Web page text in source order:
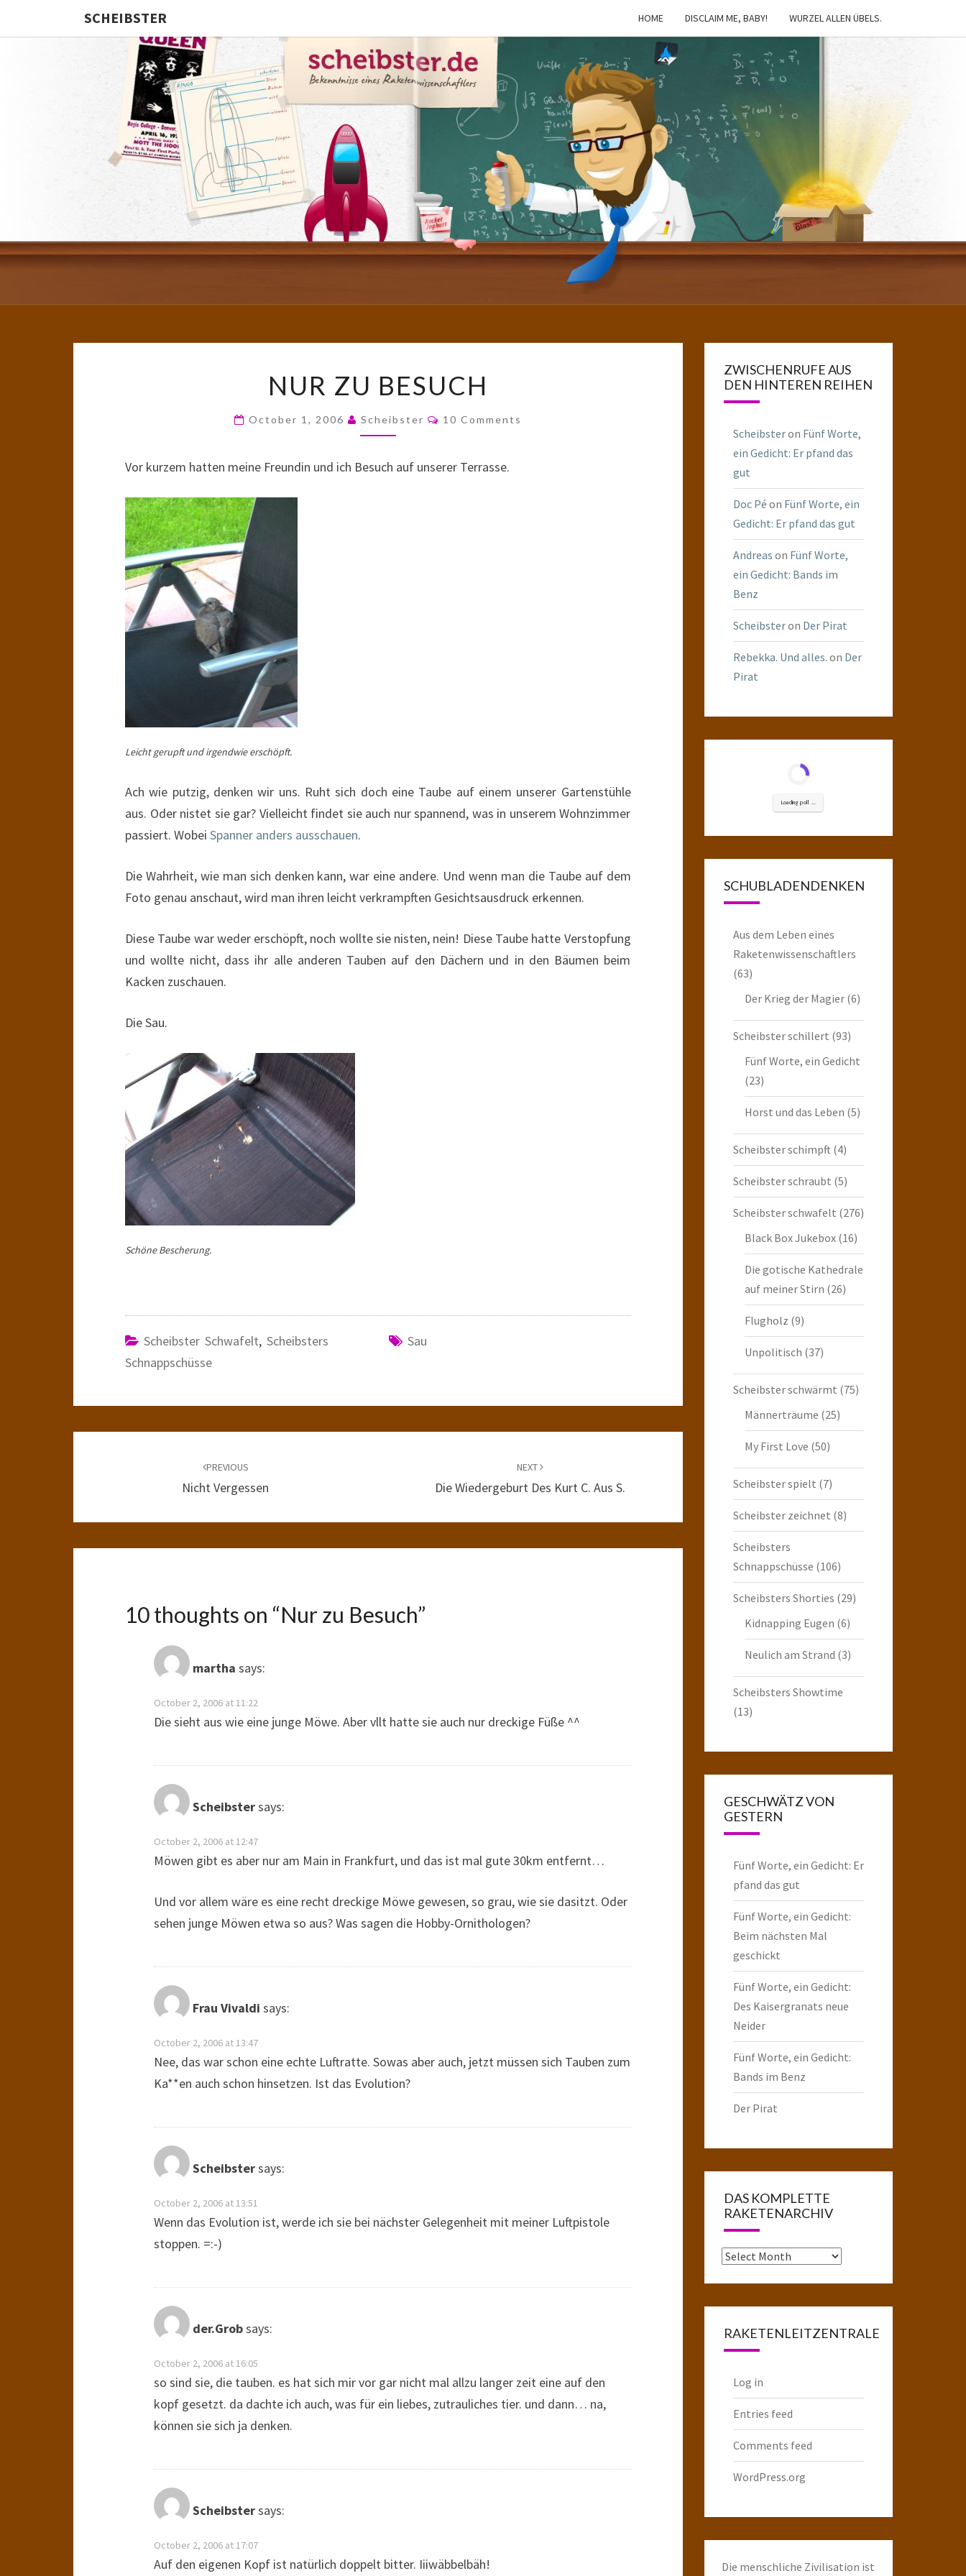
SCHEIBSTER HOME DISCLAIM ME, BABY! WURZEL ALLEN ÜBELS.
SCHEIBSTER
Gutbürgerliche
Reime Und
Mehr! In
Blogform.
Total Old
School!
ZU
NUR ZU BESUCH
October 1, 2006 Scheibster Comments
10 Comments
Vor kurzem hatten meine Freundin und ich Besuch auf unserer Terrasse.
Leicht gerupft und irgendwie erschöpft.
Ach wie putzig, denken wir uns. Ruht sich doch eine Taube auf einem unserer Gartenstühle
aus. Oder nistet sie gar? Vielleicht findet sie auch nur spannend, was in unserem Wohnzimmer
passiert. Wobei Spanner anders ausschauen.
Die Wahrheit, wie man sich denken kann, war eine andere. Und wenn man die Taube auf dem
Foto genau anschaut, wird man ihren leicht verkrampften Gesichtsausdruck erkennen.
Diese Taube war weder erschöpft, noch wollte sie nisten, nein! Diese Taube hatte Verstopfung
und wollte nicht, dass ihr alle anderen Tauben auf den Dächern und in den Bäumen beim
Kacken zuschauen.
Die Sau.
Schöne Bescherung.
Scheibster Schwafelt, Scheibsters
Schnappschüsse
Sau
PREVIOUS
Nicht Vergessen
NEXT
Die Wiedergeburt Des Kurt C. Aus S.
10 thoughts on “Nur zu Besuch”
martha says:
October 2, 2006 at 11:22
Die sieht aus wie eine junge Möwe. Aber vllt hatte sie auch nur dreckige Füße ^^
Scheibstersays:
October 2, 2006 at 12:47
Möwen gibt es aber nur am Main in Frankfurt, und das ist mal gute 30km entfernt…
Und vor allem wäre es eine recht dreckige Möwe gewesen, so grau, wie sie dasitzt. Oder
sehen junge Möwen etwa so aus? Was sagen die Hobby-Ornithologen?
Frau Vivaldi says:
October 2, 2006 at 13:47
Nee, das war schon eine echte Luftratte. Sowas aber auch, jetzt müssen sich Tauben zum
Ka**en auch schon hinsetzen. Ist das Evolution?
Scheibstersays:
October 2, 2006 at 13:51
Wenn das Evolution ist, werde ich sie bei nächster Gelegenheit mit meiner Luftpistole
stoppen. =:-)
der.Grobsays:
October 2, 2006 at 16:05
so sind sie, die tauben. es hat sich mir vor gar nicht mal allzu langer zeit eine auf den
kopf gesetzt. da dachte ich auch, was für ein liebes, zutrauliches tier. und dann… na,
können sie sich ja denken.
Scheibstersays:
October 2, 2006 at 17:07
Auf den eigenen Kopf ist natürlich doppelt bitter. Iiiwäbbelbäh!
ZWISCHENRUFE AUS
DEN HINTEREN REIHEN
Scheibsteron Fünf Worte,
ein Gedicht: Er pfand das
gut
Doc Pé on Fünf Worte, ein
Gedicht: Er pfand das gut
Andreas on Fünf Worte,
ein Gedicht: Bands im
Benz
Scheibsteron Der Pirat
Rebekka. Und alles. on Der
Pirat
Loading poll ...
SCHUBLADENDENKEN
Aus dem Leben eines
Raketenwissenschaftlers
(63)
Der Krieg der Magier(6)
Scheibster schillert (93)
Fünf Worte, ein Gedicht
(23)
Horst und das Leben (5)
Scheibster schimpft (4)
Scheibster schraubt (5)
Scheibster schwafelt (276)
Black Box Jukebox(16)
Die gotische Kathedrale
auf meiner Stirn (26)
Flugholz (9)
Unpolitisch (37)
Scheibster schwärmt (75)
Männerträume (25)
My First Love (50)
Scheibster spielt (7)
Scheibster zeichnet (8)
Scheibsters
Schnappschüsse (106)
Scheibsters Shorties (29)
Kidnapping Eugen (6)
Neulich am Strand (3)
Scheibsters Showtime
(13)
GESCHWÄTZ VON
GESTERN
Fünf Worte, ein Gedicht: Er
pfand das gut
Fünf Worte, ein Gedicht:
Beim nächsten Mal
geschickt
Fünf Worte, ein Gedicht:
Des Kaisergranats neue
Neider
Fünf Worte, ein Gedicht:
Bands im Benz
Der Pirat
DAS KOMPLETTE
RAKETENARCHIV
Das
RAKETENLEITZENTRALE
Log in
Entries feed
Comments feed
WordPress.org
Die menschliche Zivilisation ist